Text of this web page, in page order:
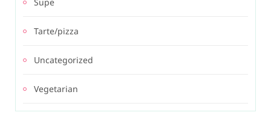
Supe
Tarte/pizza
Uncategorized
Vegetarian